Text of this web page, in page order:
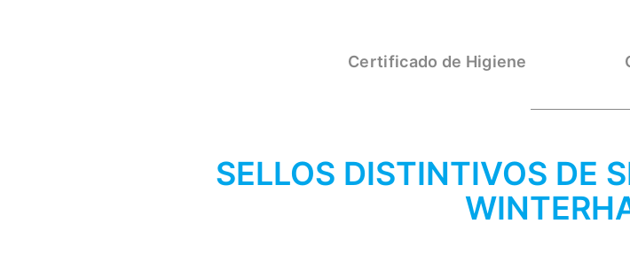
Certificado de Higiene
SELLOS DISTINTIVOS DE